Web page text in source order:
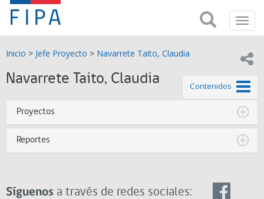
Fondo
de
Investigación
Pesquera
y
Acuicultura
(FIPA)-
FIPA;
Fondo
Investigación
y
Acuicultira
Inicio > Jefe Proyecto > Navarrete Taito, Claudia
Navarrete Taito, Claudia Contenidos de
Proyectos
Reportes
Síguenos a través de redes sociales: